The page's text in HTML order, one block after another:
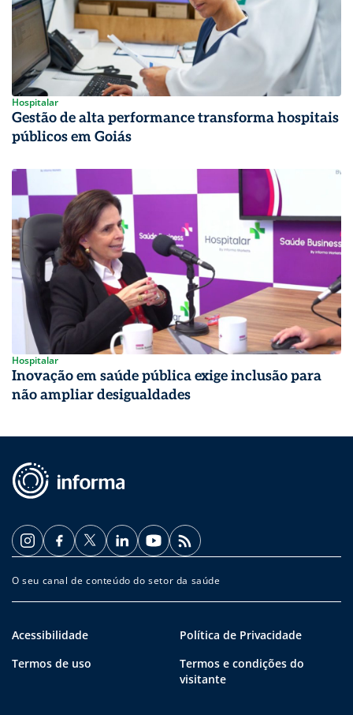
Hospitalar
Gestão de alta performance transforma hospitais
públicos em Goiás
Hospitalar
Inovação em saúde pública exige inclusão para
não ampliar desigualdades
O seu canal de conteúdo do setor da saúde
Acessibilidade
Política de Privacidade
Termos de uso
Termos e condições do
visitante